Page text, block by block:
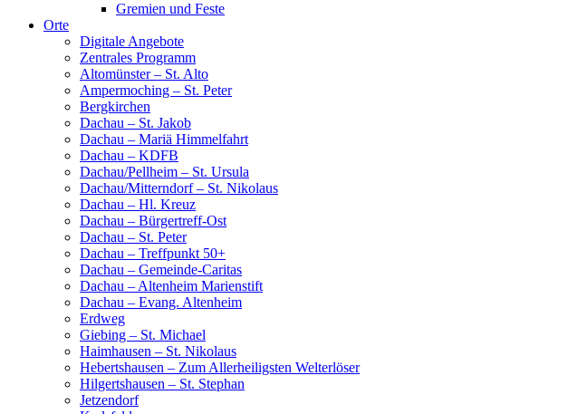
Gremien und Feste
Orte
Digitale Angebote
Zentrales Programm
Altomünster – St. Alto
Ampermoching – St. Peter
Bergkirchen
Dachau – St. Jakob
Dachau – Mariä Himmelfahrt
Dachau – KDFB
Dachau/Pellheim – St. Ursula
Dachau/Mitterndorf – St. Nikolaus
Dachau – Hl. Kreuz
Dachau – Bürgertreff-Ost
Dachau – St. Peter
Dachau – Treffpunkt 50+
Dachau – Gemeinde-Caritas
Dachau – Altenheim Marienstift
Dachau – Evang. Altenheim
Erdweg
Giebing – St. Michael
Haimhausen – St. Nikolaus
Hebertshausen – Zum Allerheiligsten Welterlöser
Hilgertshausen – St. Stephan
Jetzendorf